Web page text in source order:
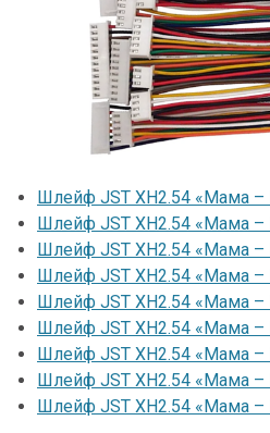
Шлейф JST XH2.54 «Мама –
Шлейф JST XH2.54 «Мама –
Шлейф JST XH2.54 «Мама –
Шлейф JST XH2.54 «Мама –
Шлейф JST XH2.54 «Мама –
Шлейф JST XH2.54 «Мама –
Шлейф JST XH2.54 «Мама –
Шлейф JST XH2.54 «Мама –
Шлейф JST XH2.54 «Мама –